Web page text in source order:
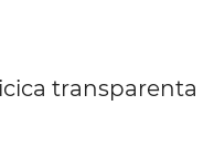
transparenta